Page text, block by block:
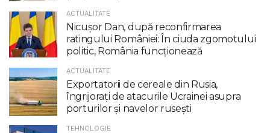
ACTUALITATE
Nicuşor Dan, după reconfirmarea
ratingului României: În ciuda zgomotului
politic, România funcţionează
ACTUALITATE
Exportatorii de cereale din Rusia,
îngrijorați de atacurile Ucrainei asupra
porturilor și navelor rusești
TEHNOLOGIE